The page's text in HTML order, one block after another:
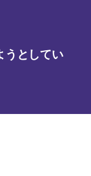
うとしてい